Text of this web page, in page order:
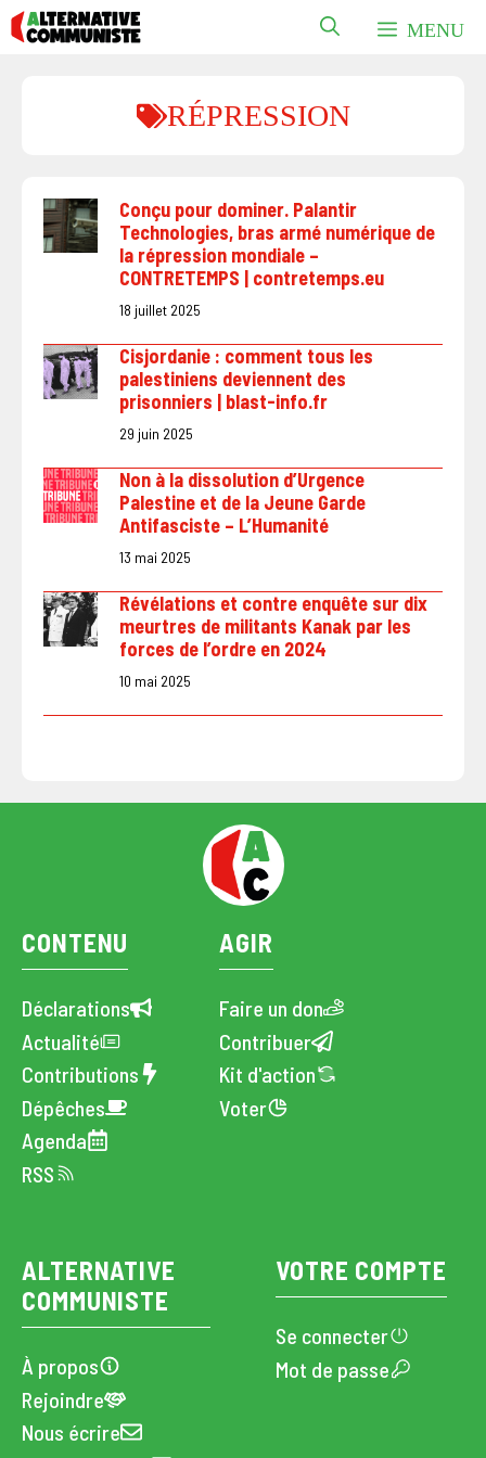
Aller
au
MENU
RÉPRESSION
Conçu pour dominer. Palantir
Technologies, bras armé numérique de
la répression mondiale –
CONTRETEMPS | contretemps.eu
18 juillet 2025
Cisjordanie : comment tous les
palestiniens deviennent des
prisonniers | blast-info.fr
29 juin 2025
Non à la dissolution d’Urgence
Palestine et de la Jeune Garde
Antifasciste – L’Humanité
13 mai 2025
Révélations et contre enquête sur dix
meurtres de militants Kanak par les
forces de l’ordre en 2024
10 mai 2025
CONTENU
Déclarations
Actualité
Contributions
Dépêches
Agenda
RSS
AGIR
Faire un don
Contribuer
Kit d'action
Voter
ALTERNATIVE
COMMUNISTE
À propos
Rejoindre
Nous écrire
VOTRE COMPTE
Se connecter
Mot de passe